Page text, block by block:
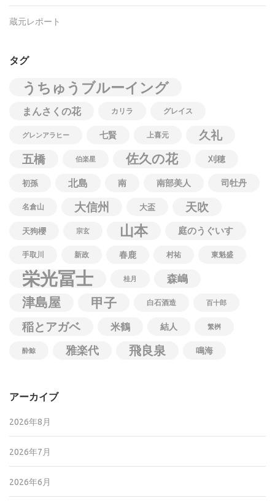
蔵元レポート
タグ
うちゅうブルーイング
まんさくの花 カリラ グレイス
グレンアラヒー 七賢 上喜元
久礼
五橋
伯楽星 佐久の花 刈穂
初孫 北島 南 南部美人 司牡丹
名倉山 大信州 大盃 天吹
天狗櫻 宗玄 山本 庭のうぐいす
手取川 新政 春鹿 村祐 東魁盛
栄光冨士 桂月 森嶋
津島屋 甲子 白石酒造 百十郎
稲とアガベ 米鶴 結人 繁桝
酔鯨 雅楽代 飛良泉 鳴海
アーカイブ
2026年8月
2026年7月
2026年6月